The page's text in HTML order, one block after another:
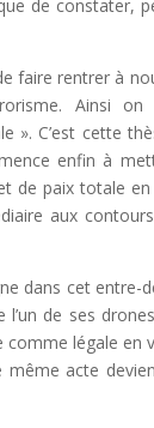
de constater,
faire rentrer à
Ainsi
C’est cette
enfin à
de paix totale
aux
dans cet entre-
de ses
légale en
acte